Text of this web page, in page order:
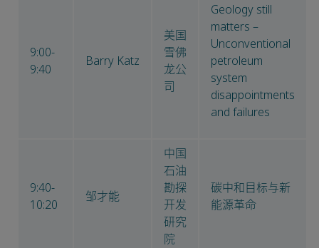
9:00-
9:40
Barry Katz
美国
雪佛
龙公
司
Geology still
matters –
Unconventional
petroleum
system
disappointments
and failures
9:40-
10:20
邹才能
中国
石油
勘探
开发
研究
院
碳中和目标与新
能源革命